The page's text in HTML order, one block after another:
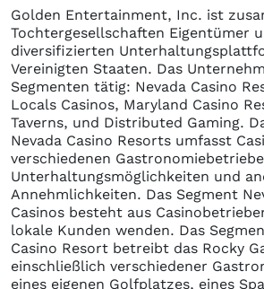
Golden Entertainment, Inc. ist
Tochtergesellschaften Eigentümer
diversifizierten
Vereinigten Staaten. Das
Segmenten tätig: Nevada Casino
Locals Casinos, Maryland Casino
Taverns, und Distributed Gaming.
Nevada Casino Resorts umfasst
verschiedenen
Unterhaltungsmöglichkeiten und
Annehmlichkeiten. Das Segment
Casinos besteht aus
lokale Kunden wenden. Das
Casino Resort betreibt das Rocky
einschließlich verschiedener
eines eigenen Golfplatzes, eines